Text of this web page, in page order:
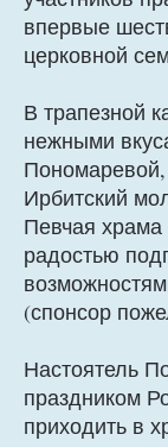
впервые
церковной
В трапезной
нежными
Ирбитский
Певчая
радостью
(спонсор
Настоятель
праздником
приходить в